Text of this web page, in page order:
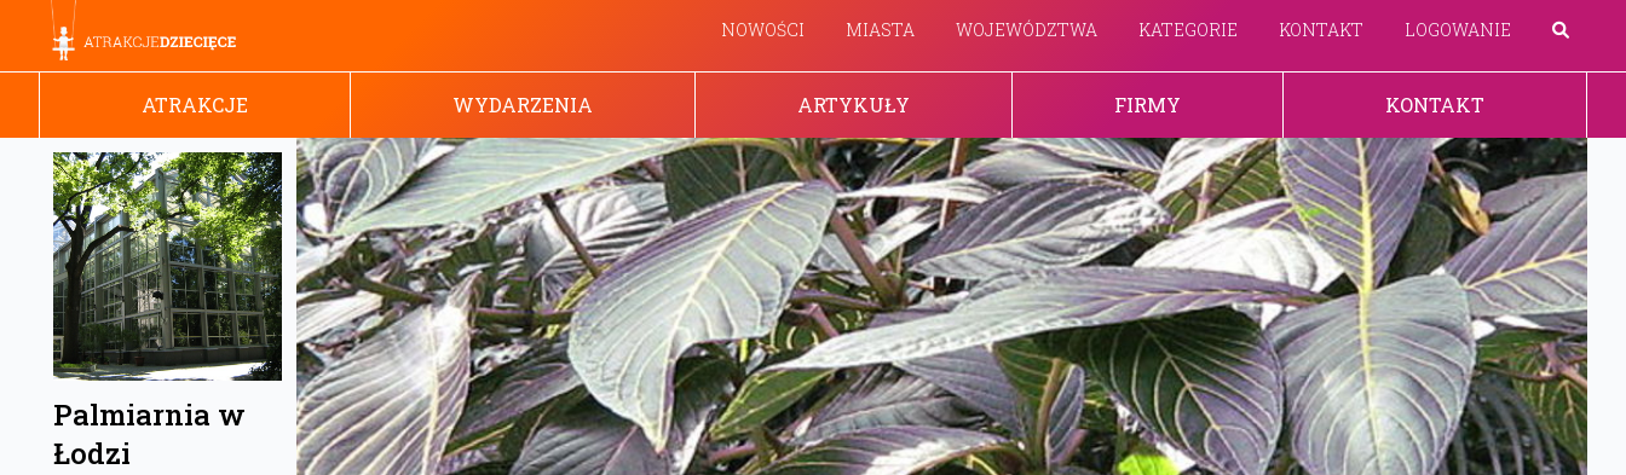
NOWOŚCI MIASTA WOJEWÓDZTWA KATEGORIE KONTAKT LOGOWANIE
ATRAKCJE WYDARZENIA ARTYKUŁY FIRMY KONTAKT
Palmiarnia w
Łodzi